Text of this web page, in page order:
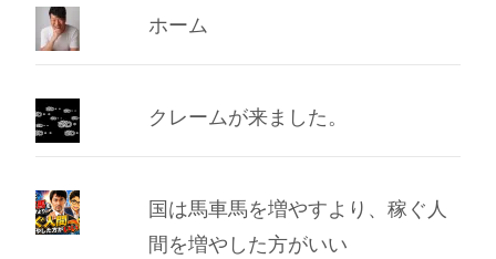
ブ
ホーム
クレームが来ました。
国は馬車馬を増やすより、稼ぐ人
間を増やした方がいい